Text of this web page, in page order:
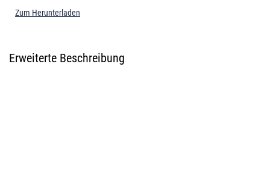
Zum Herunterladen
Erweiterte Beschreibung